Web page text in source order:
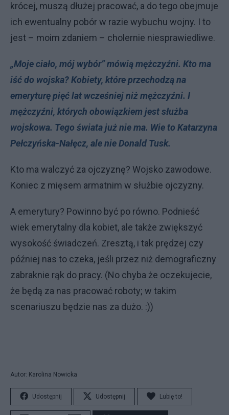
krócej, muszą dłużej pracować, a do tego obejmuje
ich ewentualny pobór w razie wybuchu wojny. I to
jest – moim zdaniem – cholernie niesprawiedliwe.
„Moje ciało, mój wybór” mówią mężczyźni. Kto ma
iść do wojska? Kobiety, które przechodzą na
emeryturę pięć lat wcześniej niż mężczyźni. I
mężczyźni, których obowiązkiem jest służba
wojskowa. Tego świata już nie ma. Wie to Katarzyna
Pełczyńska-Nałęcz, ale nie Donald Tusk.
Kto ma walczyć za ojczyznę? Wojsko zawodowe.
Koniec z mięsem armatnim w służbie ojczyzny.
A emerytury? Powinno być po równo. Podnieść
wiek emerytalny dla kobiet, ale także zwiększyć
wysokość świadczeń. Zresztą, i tak prędzej czy
później nas to czeka, jeśli przez niż demograficzny
zabraknie rąk do pracy. (No chyba że oczekujecie,
że będą za nas pracować roboty; w takim
scenariuszu będzie nas za dużo. :))
Autor: Karolina Nowicka
Udostępnij Udostępnij Lubię to!